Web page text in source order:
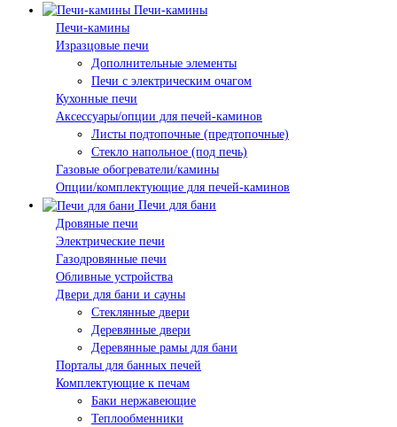
Печи-камины
Печи-камины
Изразцовые печи
Дополнительные элементы
Печи с электрическим очагом
Кухонные печи
Аксессуары/опции для печей-каминов
Листы подтопочные (предтопочные)
Стекло напольное (под печь)
Газовые обогреватели/камины
Опции/комплектующие для печей-каминов
Печи для бани
Дровяные печи
Электрические печи
Газодровянные печи
Обливные устройства
Двери для бани и сауны
Стеклянные двери
Деревянные двери
Деревянные рамы для бани
Порталы для банных печей
Комплектующие к печам
Баки нержавеющие
Теплообменники